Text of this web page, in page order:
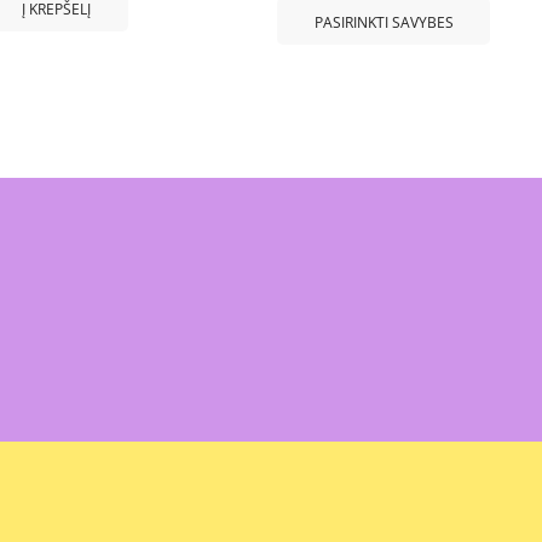
Į KREPŠELĮ
PASIRINKTI SAVYBES